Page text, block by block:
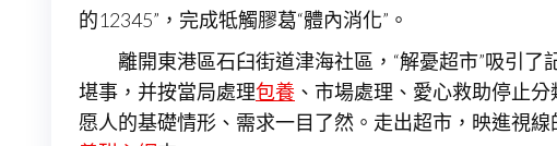
的12345”，完成牴觸膠葛“體內消化”。
離開東港區石臼街道津海社區，“解憂超市”吸引
堪事，并按當局處理包養 、市場處理、愛心救助停止
愿人的基礎情形、需求一目了然。走出超市，映進視線